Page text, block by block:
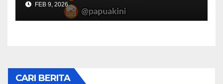
FEB 9, 2026
CARI BERITA